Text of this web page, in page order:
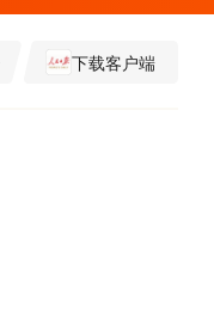
下载客户端